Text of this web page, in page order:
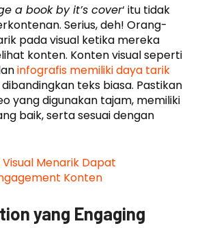
a book by it’s cover‘ itu tidak
Serius, deh! Orang-
pada visual ketika mereka
konten. Konten visual seperti
infografis memiliki daya tarik
teks biasa. Pastikan
yang digunakan tajam, memiliki
baik, serta sesuai dengan
Menarik Dapat
Konten
yang Engaging